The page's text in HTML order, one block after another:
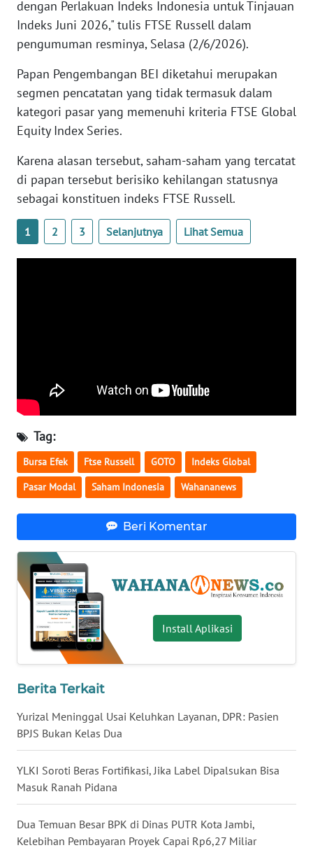
dengan Perlakuan Indeks Indonesia untuk Tinjauan
Indeks Juni 2026," tulis FTSE Russell dalam
pengumuman resminya, Selasa (2/6/2026).
Papan Pengembangan BEI diketahui merupakan
segmen pencatatan yang tidak termasuk dalam
kategori pasar yang memenuhi kriteria FTSE Global
Equity Index Series.
Karena alasan tersebut, saham-saham yang tercatat
di papan tersebut berisiko kehilangan statusnya
sebagai konstituen indeks FTSE Russell.
1 2 3 Selanjutnya Lihat Semua
Tag:
Bursa Efek Ftse Russell GOTO Indeks Global
Pasar Modal Saham Indonesia Wahananews
Beri Komentar
Install Aplikasi
Berita Terkait
Yurizal Meninggal Usai Keluhkan Layanan, DPR: Pasien
BPJS Bukan Kelas Dua
YLKI Soroti Beras Fortifikasi, Jika Label Dipalsukan Bisa
Masuk Ranah Pidana
Dua Temuan Besar BPK di Dinas PUTR Kota Jambi,
Kelebihan Pembayaran Proyek Capai Rp6,27 Miliar
WN
KEPRI
WN
PAPUA
WN
BARAT
WN
RIAU
WN
SERAMBI
WN
NTB
WN
SULTENG
BABEL
WN
SUMBAR
WN
BENGKULU
WN
LAMPUNG
JATENG